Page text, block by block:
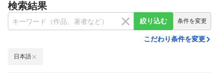
検索結果
絞り込む 条件を変更
こだわり条件を変更
日本語